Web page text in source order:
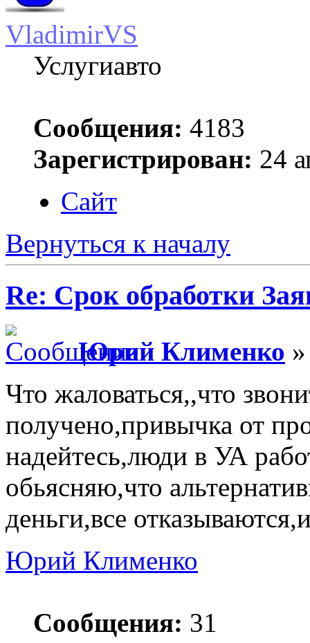
VladimirVS
Услугиавто
Сообщения: 4183
Зарегистрирован: 24
Сайт
Вернуться к началу
Re: Срок обработки
Юрий Клименко
Что жаловаться,,что
получено,привычка от
надейтесь,люди в УА
обьясняю,что
деньги,все
Юрий Клименко
Сообщения: 31